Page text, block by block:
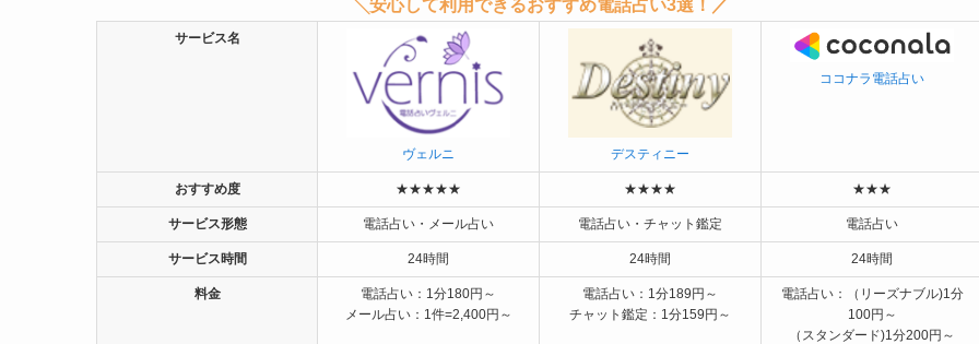
╲安心して利用できるおすすめ電話占い3選！／
サービス名
ヴェルニ デスティニー
ココナラ電話占い
おすすめ度 ★★★★★ ★★★★ ★★★
サービス形態 電話占い・メール占い 電話占い・チャット鑑定 電話占い
サービス時間 24時間 24時間 24時間
料金
電話占い：1分180円～
メール占い：1件=2,400円～
電話占い：1分189円～
チャット鑑定：1分159円～
電話占い：（リーズナブル)1分
100円～
（スタンダード)1分200円～